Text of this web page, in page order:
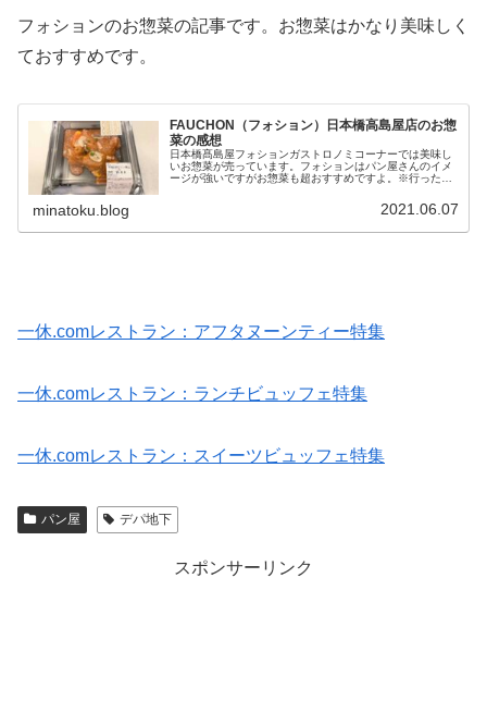
フォションのお惣菜の記事です。お惣菜はかなり美味しく
ておすすめです。
FAUCHON（フォション）日本橋高島屋店のお惣
菜の感想
日本橋髙島屋フォションガストロノミコーナーでは美味し
いお惣菜が売っています。フォションはパン屋さんのイメ
ージが強いですがお惣菜も超おすすめですよ。※行ったこ
minatoku.blog 2021.06.07
一休.comレストラン：アフタヌーンティー特集
一休.comレストラン：ランチビュッフェ特集
一休.comレストラン：スイーツビュッフェ特集
パン屋 デパ地下
スポンサーリンク